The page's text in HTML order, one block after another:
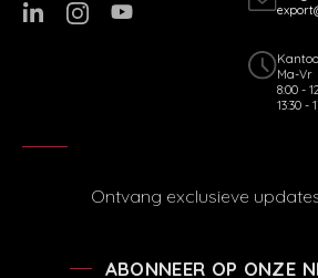
Ma-Vr
8:00 -
13:30 -
Ontvang exclusieve
ABONNEER OP ONZE